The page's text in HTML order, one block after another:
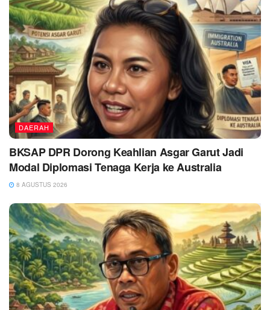
DAERAH
BKSAP DPR Dorong Keahlian Asgar Garut Jadi
Modal Diplomasi Tenaga Kerja ke Australia
8 AGUSTUS 2026